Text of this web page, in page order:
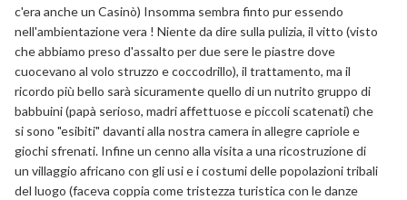
c'era anche un Casinò) Insomma sembra finto pur essendo
nell'ambientazione vera ! Niente da dire sulla pulizia, il vitto (visto
che abbiamo preso d'assalto per due sere le piastre dove
cuocevano al volo struzzo e coccodrillo), il trattamento, ma il
ricordo più bello sarà sicuramente quello di un nutrito gruppo di
babbuini (papà serioso, madri affettuose e piccoli scatenati) che
si sono "esibiti" davanti alla nostra camera in allegre capriole e
giochi sfrenati. Infine un cenno alla visita a una ricostruzione di
un villaggio africano con gli usi e i costumi delle popolazioni tribali
del luogo (faceva coppia come tristezza turistica con le danze